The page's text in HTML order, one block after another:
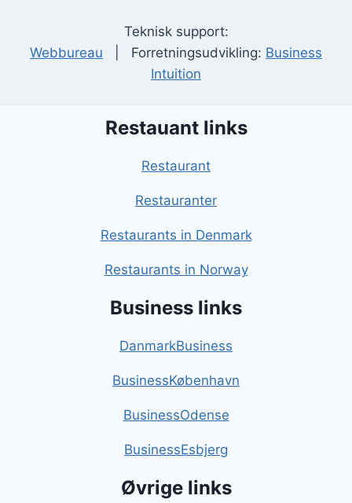
Teknisk support:
Webbureau | Forretningsudvikling: Business
Intuition
Restauant links
Restaurant
Restauranter
Restaurants in Denmark
Restaurants in Norway
Business links
DanmarkBusiness
BusinessKøbenhavn
BusinessOdense
BusinessEsbjerg
Øvrige links